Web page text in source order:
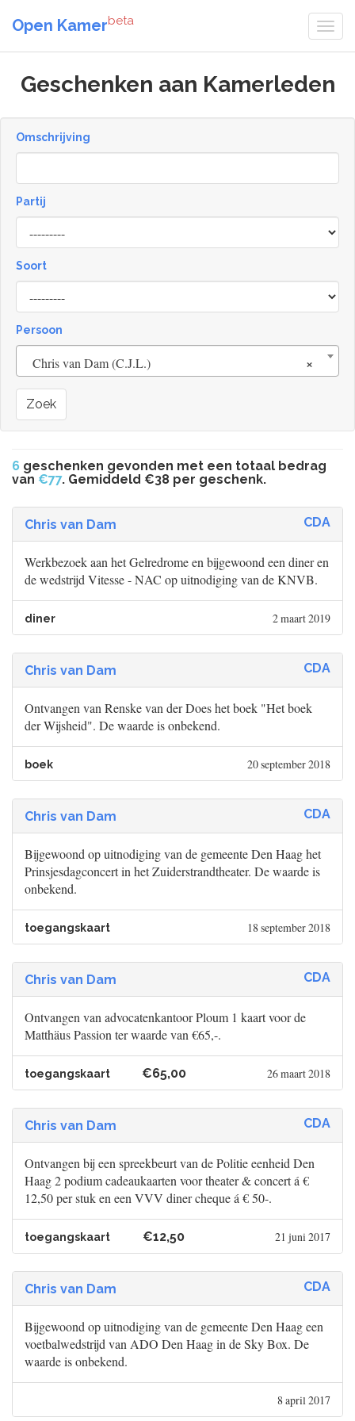
Open Kamerbeta
Geschenken aan Kamerleden
Omschrijving
Partij
Soort
Type
Persoon
×
Chris van Dam (C.J.L.)
Zoek
6 geschenken gevonden met een totaal bedrag
van €77. Gemiddeld €38 per geschenk.
Chris van Dam CDA
Werkbezoek aan het Gelredrome en bijgewoond een diner en
de wedstrijd Vitesse - NAC op uitnodiging van de KNVB.
diner 2 maart 2019
Chris van Dam CDA
Ontvangen van Renske van der Does het boek "Het boek
der Wijsheid". De waarde is onbekend.
boek 20 september 2018
Chris van Dam CDA
Bijgewoond op uitnodiging van de gemeente Den Haag het
Prinsjesdagconcert in het Zuiderstrandtheater. De waarde is
onbekend.
toegangskaart 18 september 2018
Chris van Dam CDA
Ontvangen van advocatenkantoor Ploum 1 kaart voor de
Matthäus Passion ter waarde van €65,-.
toegangskaart €65,00 26 maart 2018
Chris van Dam CDA
Ontvangen bij een spreekbeurt van de Politie eenheid Den
Haag 2 podium cadeaukaarten voor theater & concert á €
12,50 per stuk en een VVV diner cheque á € 50-.
toegangskaart €12,50 21 juni 2017
Chris van Dam CDA
Bijgewoond op uitnodiging van de gemeente Den Haag een
voetbalwedstrijd van ADO Den Haag in de Sky Box. De
waarde is onbekend.
8 april 2017